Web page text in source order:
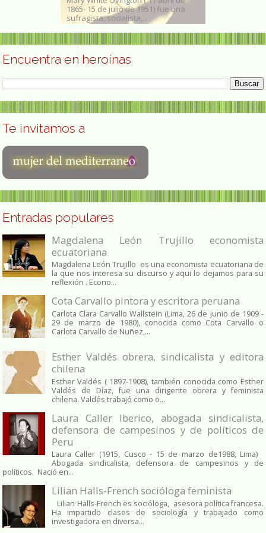
1865- 15 de julio de 1951) fue una
sufragista, socialista,...
Encuentra en heroínas
Te invitamos a
Entradas populares
Magdalena León Trujillo economista
ecuatoriana
Magdalena León Trujillo es una economista ecuatoriana de
la que nos interesa su discurso y aqui lo dejamos para su
reflexión . Econo...
Cota Carvallo pintora y escritora peruana
Carlota Clara Carvallo Wallstein (Lima, 26 de junio de 1909 -
29 de marzo de 1980), conocida como Cota Carvallo o
Carlota Carvallo de Nuñez,...
Esther Valdés obrera, sindicalista y editora
chilena
Esther Valdés ( 1897-1908), también conocida como Esther
Valdés de Díaz, fue una dirigente obrera y feminista
chilena. Valdés trabajó como o...
Laura Caller Iberico, abogada sindicalista,
defensora de campesinos y de políticos de
Peru
Laura Caller (1915, Cusco - 15 de marzo de1988, Lima)
Abogada sindicalista, defensora de campesinos y de
políticos. Nació en...
Lilian Halls-French socióloga feminista
Lilian Halls-French es socióloga, asesora política francesa.
Ha impartido clases de sociología y trabajado como
investigadora en diversa...